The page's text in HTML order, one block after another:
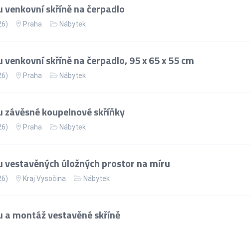
skříně na čerpadlo
Praha Nábytek
skříně na čerpadlo, 95 x 65 x 55 cm
Praha Nábytek
koupelnové skříňky
Praha Nábytek
vestavěných úložných prostor na míru
Kraj Vysočina Nábytek
a montáž vestavěné skříně